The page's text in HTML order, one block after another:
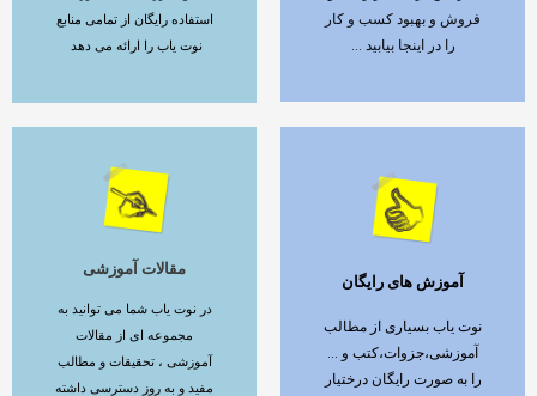
فروش و بهبود کسب و کار
را در اینجا بیابید ...
استفاده رایگان از تمامی منابع
نوت یاب را ارائه می دهد
آموزش های رایگان
نوت یاب بسیاری از مطالب
آموزشی،جزوات،کتب و ...
را به صورت رایگان درختیار
ادامه مطلب
مقالات آموزشی
در نوت یاب شما می توانید به
مجموعه ای از مقالات
آموزشی ، تحقیقات و مطالب
مفید و به روز دسترسی داشته